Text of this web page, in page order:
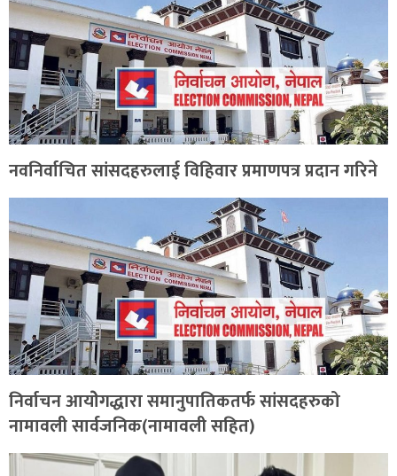
नवनिर्वाचित सांसदहरुलाई विहिवार प्रमाणपत्र प्रदान गरिने
निर्वाचन आयोेगद्धारा समानुपातिकतर्फ सांसदहरुको
नामावली सार्वजनिक(नामावली सहित)